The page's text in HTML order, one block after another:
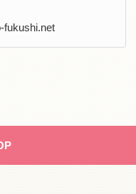
fukushi.net